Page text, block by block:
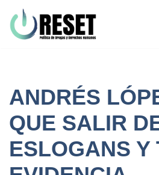
Ir
ANDRÉS
QUE SALIR
ESLOGANS Y